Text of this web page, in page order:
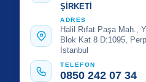
ŞİRKETİ
ADRES
Halil Rıfat Paşa Mah.,
Blok Kat 8 D:1095,
İstanbul
TELEFON
0850 242 07 34